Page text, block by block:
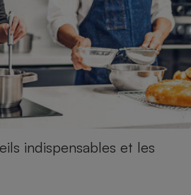
indispensables et les